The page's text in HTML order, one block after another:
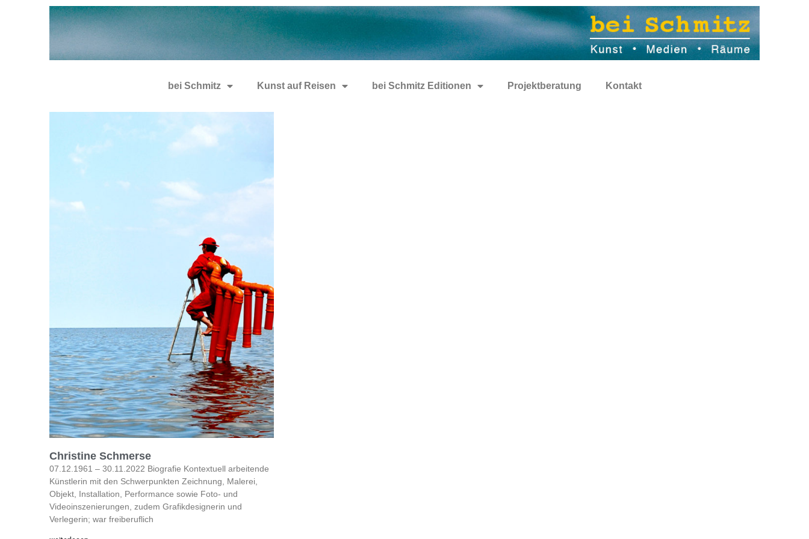
bei Schmitz Kunst auf Reisen bei Schmitz Editionen Projektberatung Kontakt
Christine Schmerse
07.12.1961 – 30.11.2022 Biografie Kontextuell arbeitende
Künstlerin mit den Schwerpunkten Zeichnung, Malerei,
Objekt, Installation, Performance sowie Foto- und
Videoinszenierungen, zudem Grafikdesignerin und
Verlegerin; war freiberuflich